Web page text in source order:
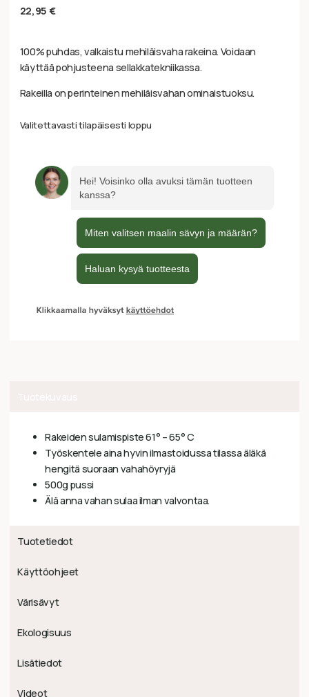
22,95 €
100% puhdas, valkaistu mehiläisvaha rakeina. Voidaan
käyttää pohjusteena sellakkatekniikassa.
Rakeilla on perinteinen mehiläisvahan ominaistuoksu.
Valitettavasti tilapäisesti loppu
Rakeiden sulamispiste 61° – 65° C
Työskentele aina hyvin ilmastoidussa tilassa äläkä
hengitä suoraan vahahöyryjä
500g pussi
Älä anna vahan sulaa ilman valvontaa.
Tuotetiedot
Käyttöohjeet
Värisävyt
Ekologisuus
Lisätiedot
Videot